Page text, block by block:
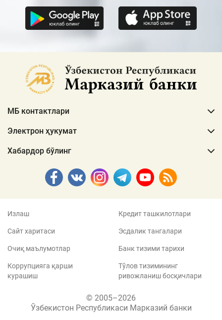
МБ контактлари
Электрон ҳукумат
Хабардор бўлинг
Излаш
Сайт харитаси
Очиқ маълумотлар
Коррупцияга қарши
курашиш
Кредит ташкилотлари
Эсдалик тангалари
Банк тизими тарихи
Тўлов тизимининг
ривожланиш босқичлари
© 2005–2026
Ўзбекистон Республикаси Марказий банки